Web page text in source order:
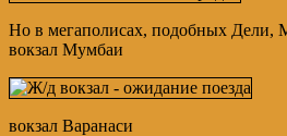
Но в мегаполисах, подобных Дели,
вокзал Мумбаи
вокзал Варанаси